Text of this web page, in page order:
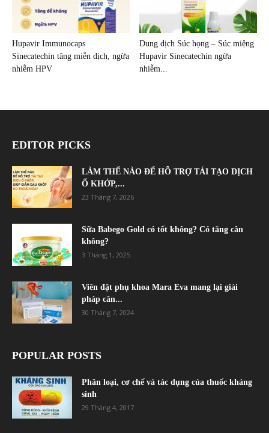
Hupavir Immunocaps
Sinecatechin tăng miễn dịch, ngừa
nhiễm HPV
Dung dịch Súc họng – Súc miệng
Hupavir Sinecatechin ngừa
nhiễm...
EDITOR PICKS
LÀM THẾ NÀO ĐỂ HỖ TRỢ TÁI TẠO DỊCH
Ổ KHỚP,...
23 Tháng 7, 2026
Sữa Babego Gold có tốt không? Có tăng cân
không?
3 Tháng 1, 2025
Viên đặt phụ khoa Mara Eva mang lại giải
pháp cân...
30 Tháng 7, 2024
POPULAR POSTS
Phân loại, cơ chế và tác dụng của thuốc kháng
sinh
29 Tháng 4, 2017